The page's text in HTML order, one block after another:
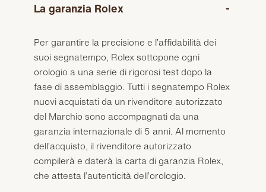
La garanzia Rolex
Per garantire la precisione e l’affidabilità dei
suoi segnatempo, Rolex sottopone ogni
orologio a una serie di rigorosi test dopo la
fase di assemblaggio. Tutti i segnatempo Rolex
nuovi acquistati da un rivenditore autorizzato
del Marchio sono accompagnati da una
garanzia internazionale di 5 anni. Al momento
dell’acquisto, il rivenditore autorizzato
compilerà e daterà la carta di garanzia Rolex,
che attesta l’autenticità dell’orologio.